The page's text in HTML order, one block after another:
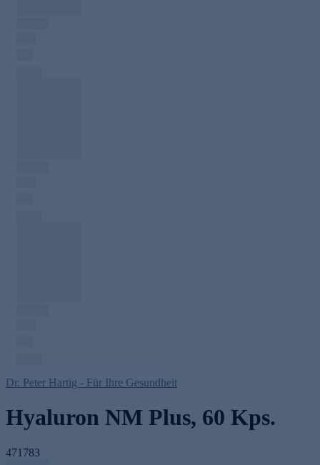
Dr. Peter Hartig - Für Ihre Gesundheit
Hyaluron NM Plus, 60 Kps.
471783